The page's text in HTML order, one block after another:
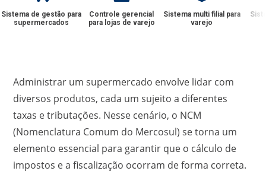
Sistema de gestão para
supermercados
Controle gerencial
para lojas de varejo
Sistema multi filial para
varejo
Administrar um supermercado envolve lidar com
diversos produtos, cada um sujeito a diferentes
taxas e tributações. Nesse cenário, o NCM
(Nomenclatura Comum do Mercosul) se torna um
elemento essencial para garantir que o cálculo de
impostos e a fiscalização ocorram de forma correta.